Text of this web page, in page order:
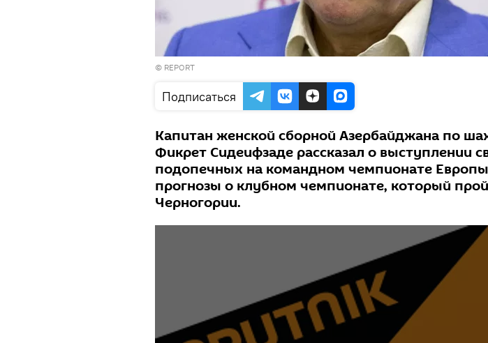
© REPORT
Подписаться
Капитан женской сборной Азербайджана по
Фикрет Сидеифзаде рассказал о выступлении
подопечных на командном чемпионате
прогнозы о клубном чемпионате, который
Черногории.